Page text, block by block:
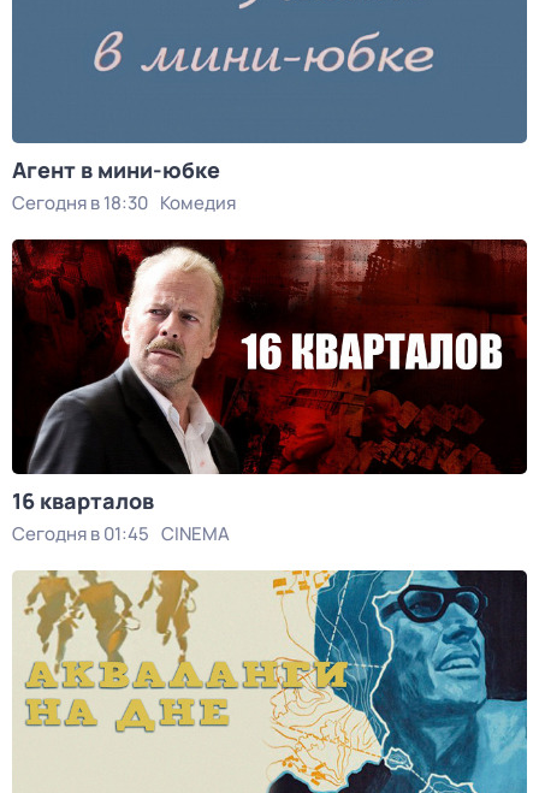
Агент в мини-юбке
Сегодня в 18:30 Комедия
16 кварталов
Сегодня в 01:45 CINEMA